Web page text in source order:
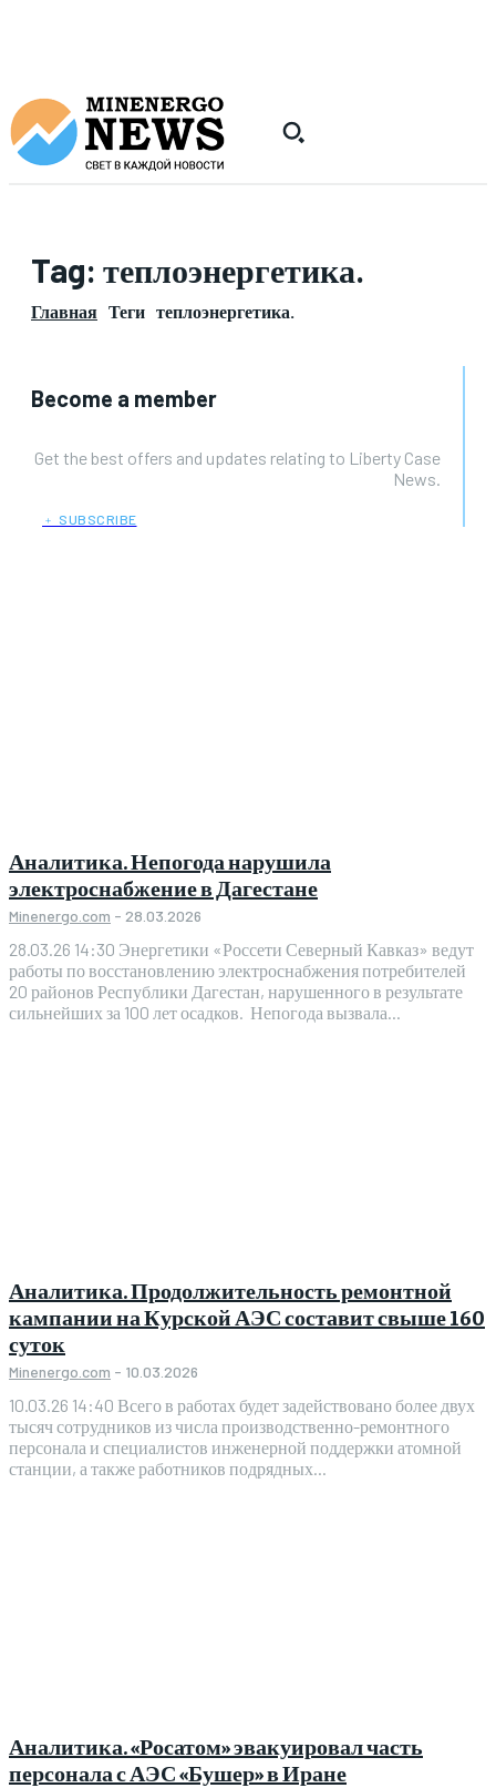
Tag: теплоэнергетика.
Главная Теги теплоэнергетика.
Become a member
Get the best offers and updates relating to Liberty Case
News.
﹢ SUBSCRIBE
Аналитика. Непогода нарушила
электроснабжение в Дагестане
Minenergo.com - 28.03.2026
28.03.26 14:30 Энергетики «Россети Северный Кавказ» ведут
работы по восстановлению электроснабжения потребителей
20 районов Республики Дагестан, нарушенного в результате
сильнейших за 100 лет осадков. Непогода вызвала...
Аналитика. Продолжительность ремонтной
кампании на Курской АЭС составит свыше 160
суток
Minenergo.com - 10.03.2026
10.03.26 14:40 Всего в работах будет задействовано более двух
тысяч сотрудников из числа производственно-ремонтного
персонала и специалистов инженерной поддержки атомной
станции, а также работников подрядных...
Аналитика. «Росатом» эвакуировал часть
персонала с АЭС «Бушер» в Иране